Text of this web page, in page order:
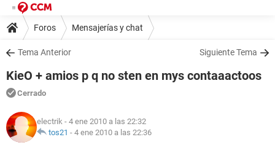
Foros Mensajerías y chat
Tema Anterior Siguiente Tema
KieO + amios p q no sten en mys contaaactoos
Cerrado
electrik - 4 ene 2010 a las 22:32
tos21 - 4 ene 2010 a las 22:36